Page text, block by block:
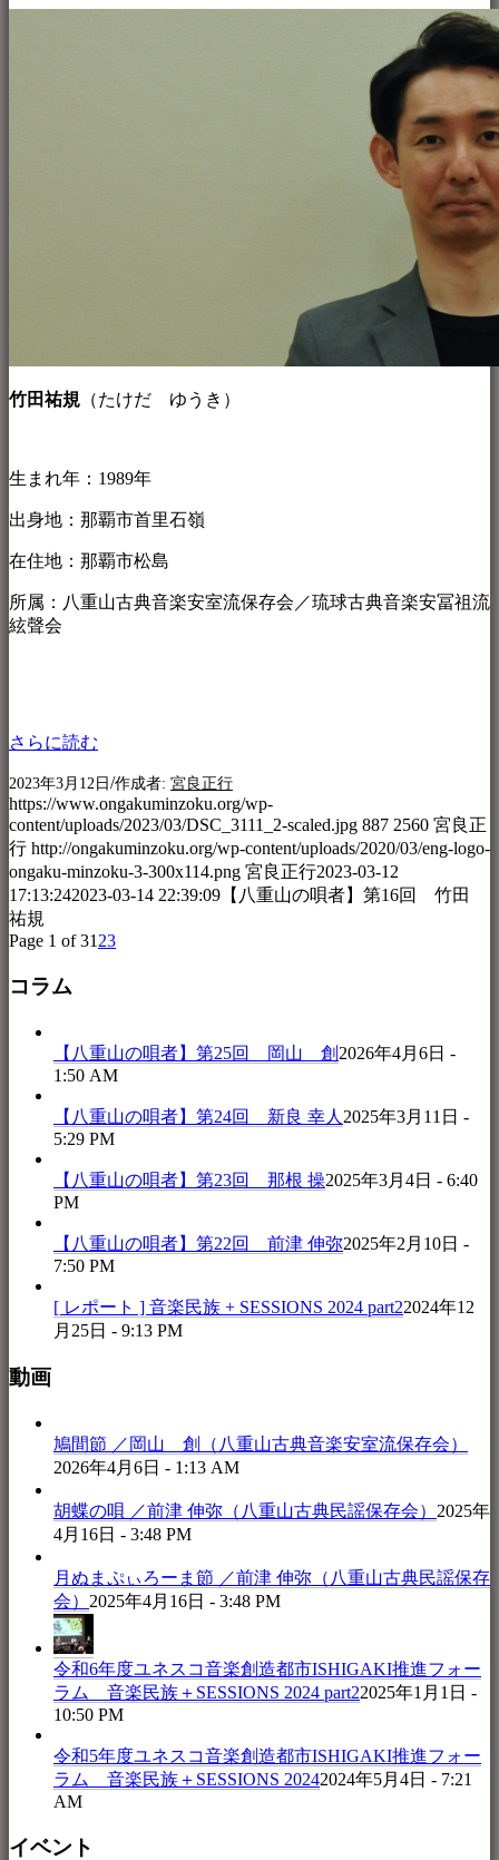
竹田祐規 （たけだ ゆうき）
生まれ年：1989年
出身地：那覇市首里石嶺
在住地：那覇市松島
所属：八重山古典音楽安室流保存会／琉球古典音楽安冨祖流
絃聲会
さらに読む
2023年3月12日 /作成者: 宮良正行
https://www.ongakuminzoku.org/wp-
content/uploads/2023/03/DSC_3111_2-scaled.jpg 887 2560 宮良正
行 http://ongakuminzoku.org/wp-content/uploads/2020/03/eng-logo-
ongaku-minzoku-3-300x114.png 宮良正行2023-03-12
17:13:242023-03-14 22:39:09 【八重山の唄者】第16回 竹田
祐規
Page 1 of 31 23
コラム
【八重山の唄者】第25回 岡山 創 2026年4月6日 -
1:50 AM
【八重山の唄者】第24回 新良 幸人 2025年3月11日 -
5:29 PM
【八重山の唄者】第23回 那根 操2025年3月4日 - 6:40
PM
【八重山の唄者】第22回 前津 伸弥2025年2月10日 -
7:50 PM
[ レポート ] 音楽民族 + SESSIONS 2024 part22024年12
月25日 - 9:13 PM
動画
鳩間節 ／岡山 創（八重山古典音楽安室流保存会）
2026年4月6日 - 1:13 AM
胡蝶の唄 ／前津 伸弥（八重山古典民謡保存会） 2025年
4月16日 - 3:48 PM
月ぬまぷぃろーま節 ／前津 伸弥（八重山古典民謡保存
会） 2025年4月16日 - 3:48 PM
令和6年度ユネスコ音楽創造都市ISHIGAKI推進フォー
ラム 音楽民族＋SESSIONS 2024 part22025年1月1日 -
10:50 PM
令和5年度ユネスコ音楽創造都市ISHIGAKI推進フォー
ラム 音楽民族＋SESSIONS 20242024年5月4日 - 7:21
AM
イベント